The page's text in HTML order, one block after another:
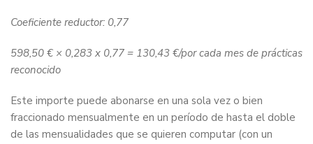
Coeficiente reductor: 0,77
598,50 € × 0,283 x 0,77 = 130,43 €/por cada mes de prácticas
reconocido
Este importe puede abonarse en una sola vez o bien
fraccionado mensualmente en un período de hasta el doble
de las mensualidades que se quieren computar (con un